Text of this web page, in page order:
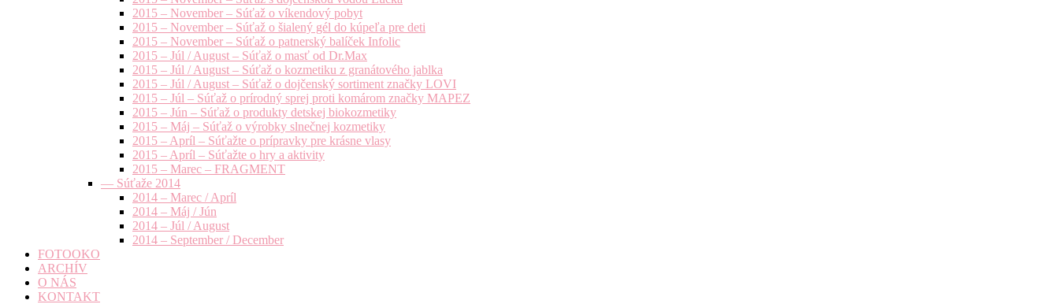
2015 – November – Súťaž o víkendový pobyt
2015 – November – Súťaž o šialený gél do kúpeľa pre deti
2015 – November – Súťaž o patnerský balíček Infolic
2015 – Júl / August – Súťaž o masť od Dr.Max
2015 – Júl / August – Súťaž o kozmetiku z granátového jablka
2015 – Júl / August – Súťaž o dojčenský sortiment značky LOVI
2015 – Júl – Súťaž o prírodný sprej proti komárom značky MAPEZ
2015 – Jún – Súťaž o produkty detskej biokozmetiky
2015 – Máj – Súťaž o výrobky slnečnej kozmetiky
2015 – Apríl – Súťažte o prípravky pre krásne vlasy
2015 – Apríl – Súťažte o hry a aktivity
2015 – Marec – FRAGMENT
— Súťaže 2014
2014 – Marec / Apríl
2014 – Máj / Jún
2014 – Júl / August
2014 – September / December
FOTOOKO
ARCHÍV
O NÁS
KONTAKT